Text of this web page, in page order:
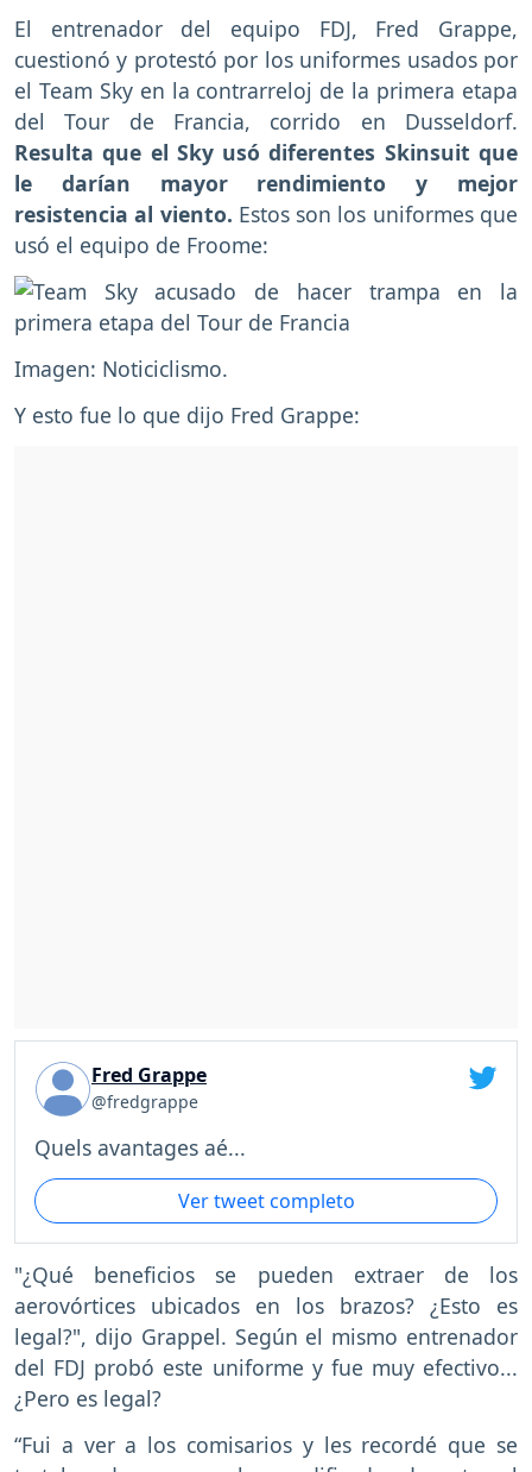
El entrenador del equipo FDJ, Fred Grappe,
cuestionó y protestó por los uniformes usados por
el Team Sky en la contrarreloj de la primera etapa
del Tour de Francia, corrido en Dusseldorf.
Resulta que el Sky usó diferentes Skinsuit que
le darían mayor rendimiento y mejor
resistencia al viento. Estos son los uniformes que
usó el equipo de Froome:
Imagen: Noticiclismo.
Y esto fue lo que dijo Fred Grappe:
Fred Grappe
@fredgrappe
Quels avantages aé...
Ver tweet completo
"¿Qué beneficios se pueden extraer de los
aerovórtices ubicados en los brazos? ¿Esto es
legal?", dijo Grappel. Según el mismo entrenador
del FDJ probó este uniforme y fue muy efectivo...
¿Pero es legal?
“Fui a ver a los comisarios y les recordé que se